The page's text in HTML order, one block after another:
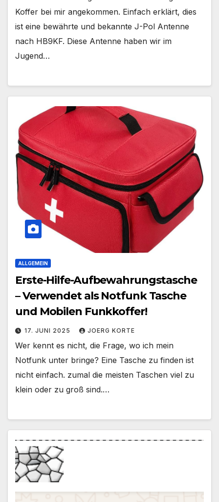
Koffer bei mir angekommen. Einfach erklärt, dies
ist eine bewährte und bekannte J-Pol Antenne
nach HB9KF. Diese Antenne haben wir im
Jugend…
ALLGEMEIN
Erste-Hilfe-Aufbewahrungstasche
– Verwendet als Notfunk Tasche
und Mobilen Funkkoffer!
17. JUNI 2025 JOERG KORTE
Wer kennt es nicht, die Frage, wo ich mein
Notfunk unter bringe? Eine Tasche zu finden ist
nicht einfach. zumal die meisten Taschen viel zu
klein oder zu groß sind.…